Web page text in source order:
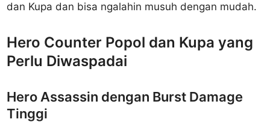
dan Kupa dan bisa ngalahin musuh dengan mudah.
Hero Counter Popol dan Kupa yang
Perlu Diwaspadai
Hero Assassin dengan Burst Damage
Tinggi